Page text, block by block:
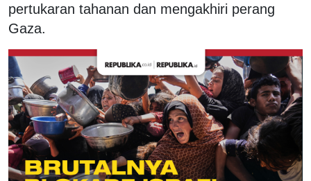
pertukaran tahanan dan mengakhiri perang
Gaza.